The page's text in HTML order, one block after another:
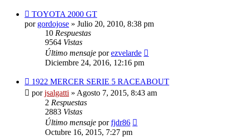
TOYOTA 2000 GT
por gordojose » Julio 20, 2010, 8:38 pm
10 Respuestas
9564 Vistas
Último mensaje porezvelarde
Diciembre 24, 2016, 12:16 pm
1922 MERCER SERIE 5 RACEABOUT
porjsalgatti » Agosto 7, 2015, 8:43 am
2 Respuestas
2883 Vistas
Último mensaje porfjdr86
Octubre 16, 2015, 7:27 pm